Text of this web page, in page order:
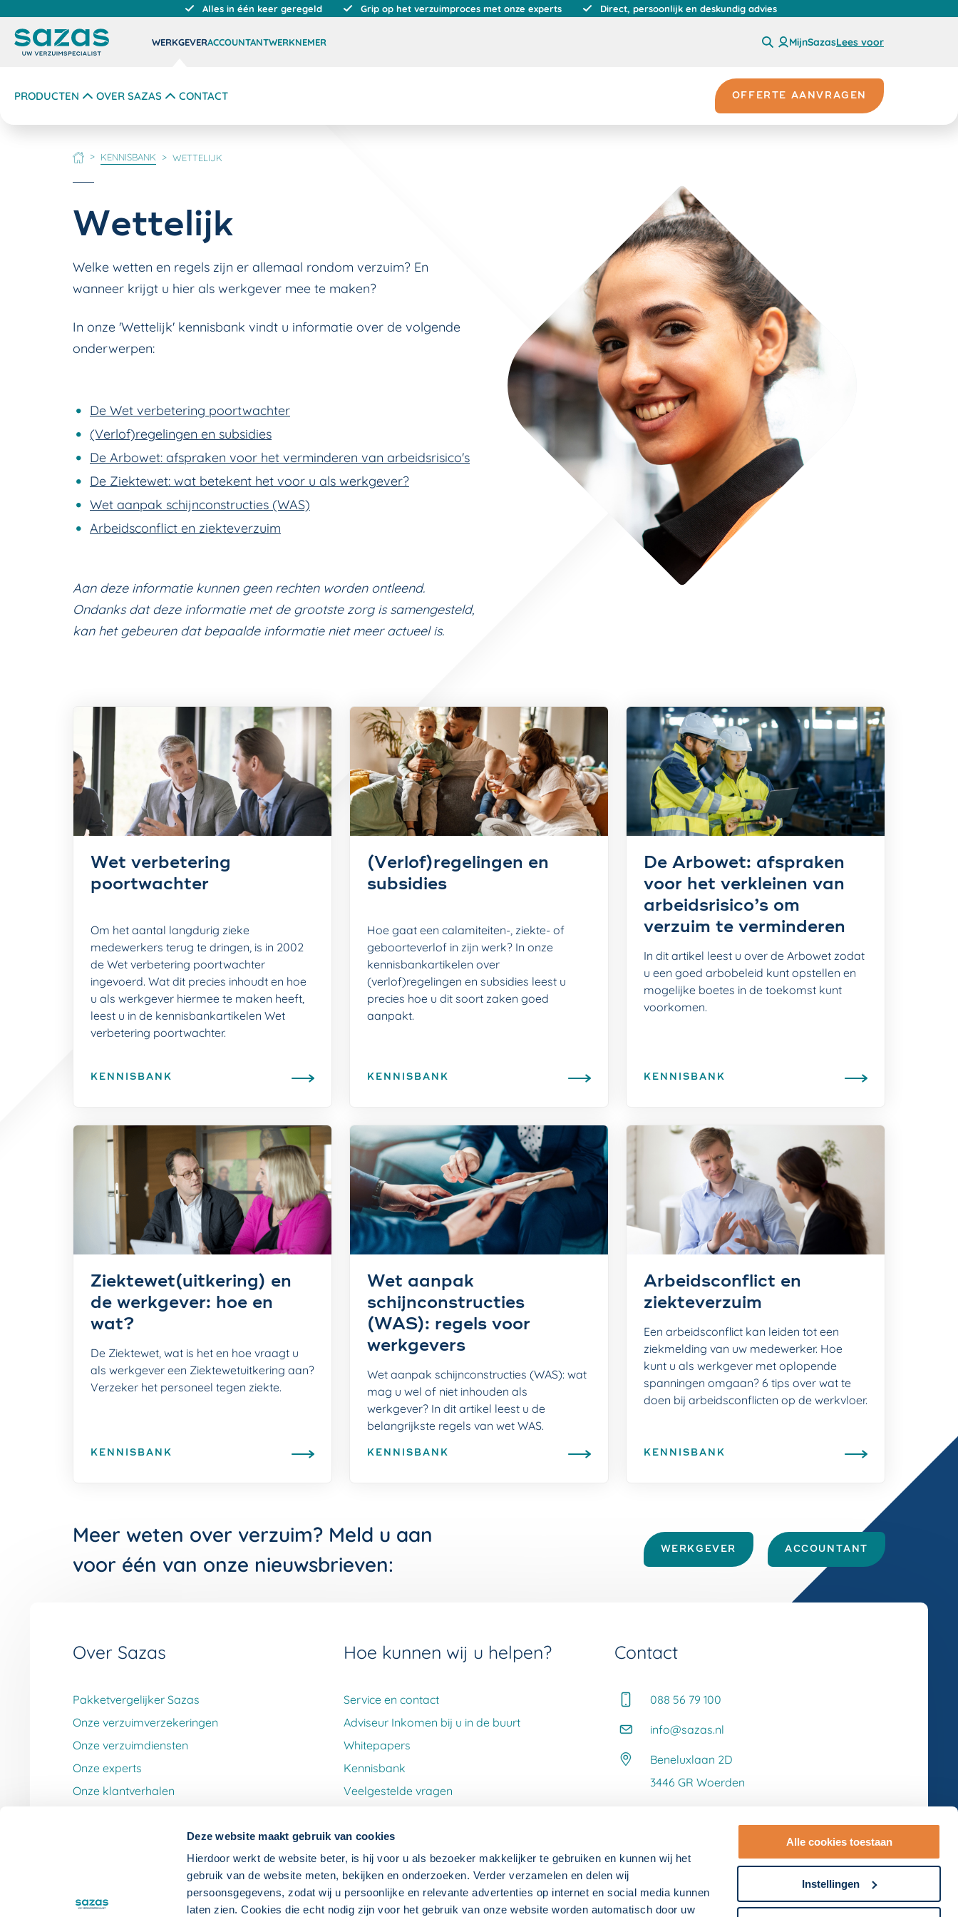
Deze website maakt gebruik van cookies
Hierdoor werkt de website beter, is hij voor u als bezoeker makkelijker te gebruiken en kunnen wij het
gebruik van de website meten, bekijken en onderzoeken. Verder verzamelen en delen wij
persoonsgegevens, zodat wij u persoonlijke en relevante advertenties op internet en social media kunnen
laten zien. Cookies die echt nodig zijn voor het gebruik van onze website worden automatisch door uw
Alle cookies toestaan
Instellingen
Alles in één keer geregeld Grip op het verzuimproces met onze experts Direct, persoonlijk en deskundig advies
WERKGEVERACCOUNTANTWERKNEMER MijnSazasLees voor
PRODUCTEN OVER SAZAS CONTACT OFFERTE AANVRAGEN
HOME KENNISBANK WETTELIJK
Wettelijk
Welke wetten en regels zijn er allemaal rondom verzuim? En
wanneer krijgt u hier als werkgever mee te maken?
In onze 'Wettelijk' kennisbank vindt u informatie over de volgende
onderwerpen:
De Wet verbetering poortwachter
(Verlof)regelingen en subsidies
De Arbowet: afspraken voor het verminderen van arbeidsrisico's
De Ziektewet: wat betekent het voor u als werkgever?
Wet aanpak schijnconstructies (WAS)
Arbeidsconflict en ziekteverzuim
Aan deze informatie kunnen geen rechten worden ontleend.
Ondanks dat deze informatie met de grootste zorg is samengesteld,
kan het gebeuren dat bepaalde informatie niet meer actueel is.
Wet verbetering
poortwachter
Om het aantal langdurig zieke
medewerkers terug te dringen, is in 2002
de Wet verbetering poortwachter
ingevoerd. Wat dit precies inhoudt en hoe
u als werkgever hiermee te maken heeft,
leest u in de kennisbankartikelen Wet
verbetering poortwachter.
KENNISBANK
(Verlof)regelingen en
subsidies
Hoe gaat een calamiteiten-, ziekte- of
geboorteverlof in zijn werk? In onze
kennisbankartikelen over
(verlof)regelingen en subsidies leest u
precies hoe u dit soort zaken goed
aanpakt.
KENNISBANK
De Arbowet: afspraken
voor het verkleinen van
arbeidsrisico’s om
verzuim te verminderen
In dit artikel leest u over de Arbowet zodat
u een goed arbobeleid kunt opstellen en
mogelijke boetes in de toekomst kunt
voorkomen.
KENNISBANK
Ziektewet(uitkering) en
de werkgever: hoe en
wat?
De Ziektewet, wat is het en hoe vraagt u
als werkgever een Ziektewetuitkering aan?
Verzeker het personeel tegen ziekte.
KENNISBANK
Wet aanpak
schijnconstructies
(WAS): regels voor
werkgevers
Wet aanpak schijnconstructies (WAS): wat
mag u wel of niet inhouden als
werkgever? In dit artikel leest u de
belangrijkste regels van wet WAS.
KENNISBANK
Arbeidsconflict en
ziekteverzuim
Een arbeidsconflict kan leiden tot een
ziekmelding van uw medewerker. Hoe
kunt u als werkgever met oplopende
spanningen omgaan? 6 tips over wat te
doen bij arbeidsconflicten op de werkvloer.
KENNISBANK
Meer weten over verzuim? Meld u aan
voor één van onze nieuwsbrieven:
WERKGEVER ACCOUNTANT
Over Sazas
Pakketvergelijker Sazas
Onze verzuimverzekeringen
Onze verzuimdiensten
Onze experts
Onze klantverhalen
Hoe kunnen wij u helpen?
Service en contact
Adviseur Inkomen bij u in de buurt
Whitepapers
Kennisbank
Veelgestelde vragen
Contact
088 56 79 100
info@sazas.nl
Beneluxlaan 2D
3446 GR Woerden